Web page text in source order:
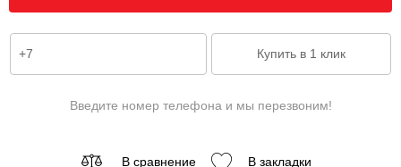
Введите номер телефона и мы перезвоним!
В сравнение В закладки